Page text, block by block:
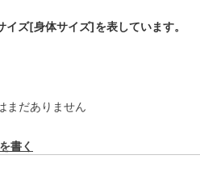
ズ[身体サイズ]を表しています。
まだありません
書く